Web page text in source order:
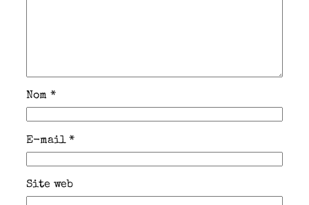
Nom *
E-mail*
Site web